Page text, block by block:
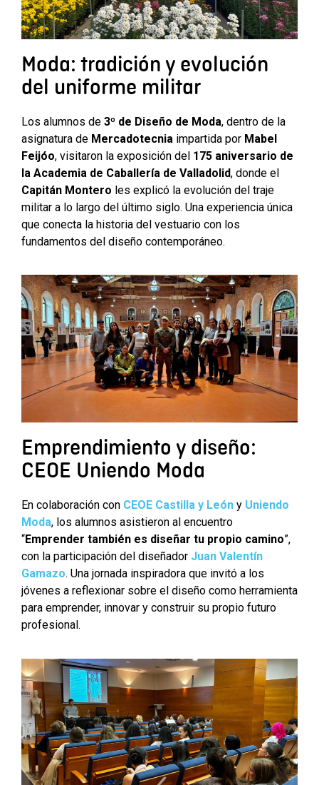
Moda: tradición y evolución
del uniforme militar
Los alumnos de 3º de Diseño de Moda, dentro de la
asignatura de Mercadotecnia impartida por Mabel
Feijóo, visitaron la exposición del 175 aniversario de
la Academia de Caballería de Valladolid, donde el
Capitán Montero les explicó la evolución del traje
militar a lo largo del último siglo. Una experiencia única
que conecta la historia del vestuario con los
fundamentos del diseño contemporáneo.
Emprendimiento y diseño:
CEOE Uniendo Moda
En colaboración con CEOE Castilla y León y Uniendo
Moda, los alumnos asistieron al encuentro
“Emprender también es diseñar tu propio camino”,
con la participación del diseñador Juan Valentín
Gamazo. Una jornada inspiradora que invitó a los
jóvenes a reflexionar sobre el diseño como herramienta
para emprender, innovar y construir su propio futuro
profesional.